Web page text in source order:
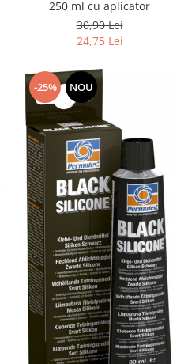
250 ml cu aplicator
30,90 Lei
24,75 Lei
-25% NOU